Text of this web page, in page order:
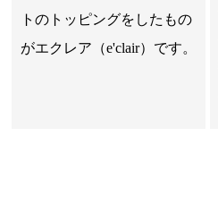
トのトッピングをしたもの
がエクレア（e'clair）です。